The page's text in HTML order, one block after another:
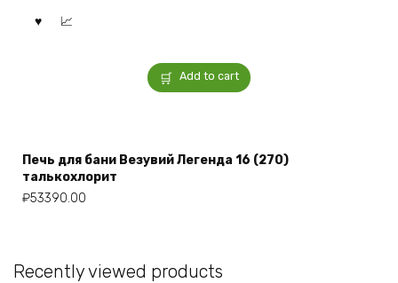
Add to cart
Печь для бани Везувий Легенда 16 (270)
талькохлорит
₽53390.00
Recently viewed products